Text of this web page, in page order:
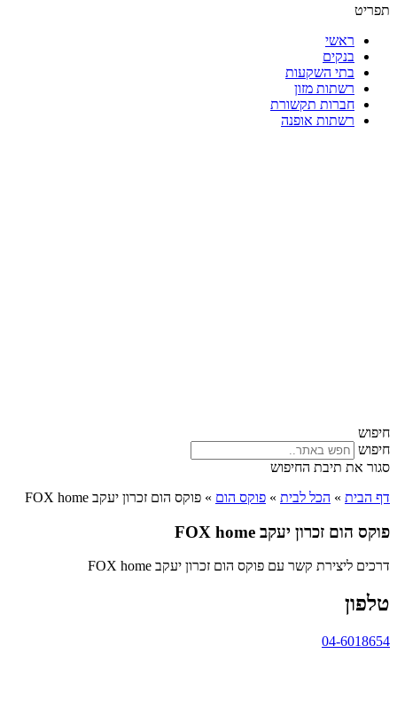
תפריט
ראשי
בנקים
בתי השקעות
רשתות מזון
חברות תקשורת
רשתות אופנה
חיפוש
חיפוש
סגור את תיבת החיפוש
דף הבית » הכל לבית » פוקס הום » פוקס הום זכרון יעקב FOX home
פוקס הום זכרון יעקב FOX home
דרכים ליצירת קשר עם פוקס הום זכרון יעקב FOX home
טלפון
04-6018654